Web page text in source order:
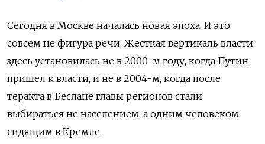
Сегодня в Москве началась новая эпоха. И это
совсем не фигура речи. Жесткая вертикаль власти
здесь установилась не в 2000-м году, когда Путин
пришел к власти, и не в 2004-м, когда после
теракта в Беслане главы регионов стали
выбираться не населением, а одним человеком,
сидящим в Кремле.